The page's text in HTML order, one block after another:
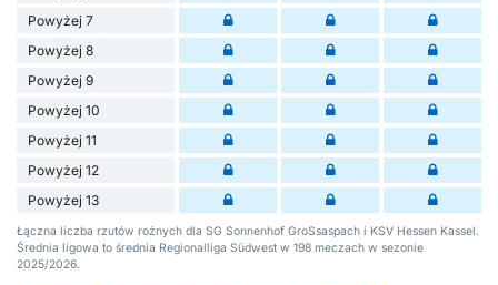
Powyżej 7
Powyżej 8
Powyżej 9
Powyżej 10
Powyżej 11
Powyżej 12
Powyżej 13
Łączna liczba rzutów rożnych dla SG Sonnenhof GroSsaspach i KSV Hessen Kassel.
Średnia ligowa to średnia Regionalliga Südwest w 198 meczach w sezonie
2025/2026.